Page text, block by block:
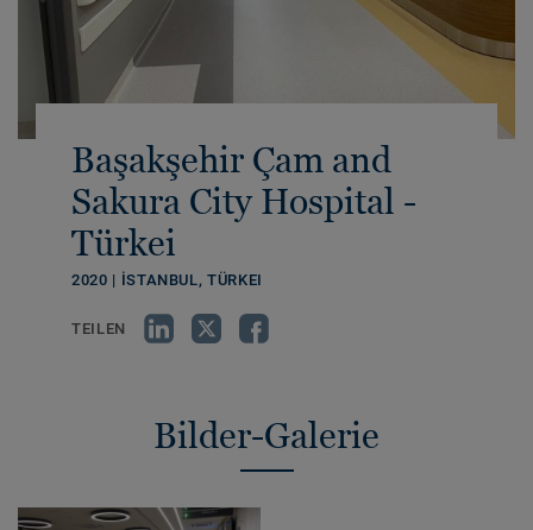
Başakşehir Çam and
Sakura City Hospital -
Türkei
2020 | İSTANBUL, TÜRKEI
TEILEN
Bilder-Galerie